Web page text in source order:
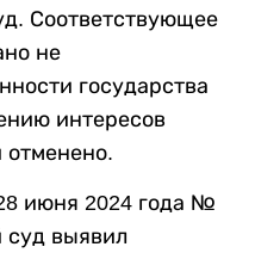
Соответствующее
не
государства
интересов
отменено.
июня 2024 года №
суд выявил